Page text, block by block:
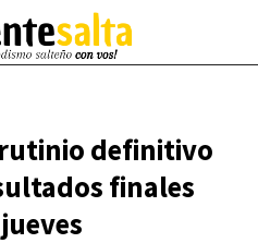
definitivo
finales